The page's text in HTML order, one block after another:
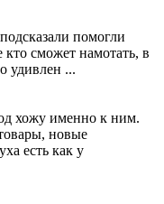
помогли
сможет намотать, в
удивлен ...
хожу именно к ним.
новые
есть как у